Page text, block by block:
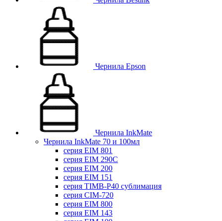
Чернила Epson
Чернила InkMate
Чернила InkMate 70 и 100мл
серия EIM 801
серия EIM 290C
серия EIM 200
серия EIM 151
серия TIMB-P40 сублимация
серия CIM-720
серия EIM 800
серия EIM 143